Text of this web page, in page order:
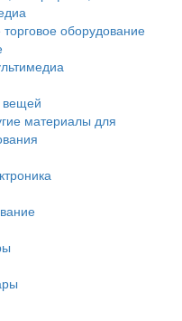
оборудование
вещей
материалы для